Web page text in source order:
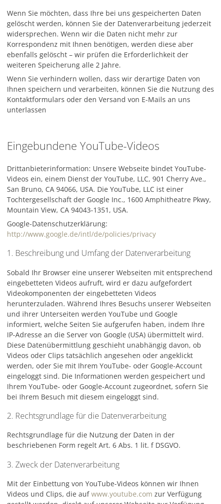
Wenn Sie möchten, dass Ihre bei uns gespeicherten Daten
gelöscht werden, können Sie der Datenverarbeitung jederzeit
widersprechen. Wenn wir die Daten nicht mehr zur
Korrespondenz mit Ihnen benötigen, werden diese aber
ebenfalls gelöscht – wir prüfen die Erforderlichkeit der
weiteren Speicherung alle 2 Jahre.
Wenn Sie verhindern wollen, dass wir derartige Daten von
Ihnen speichern und verarbeiten, können Sie die Nutzung des
Kontaktformulars oder den Versand von E-Mails an uns
unterlassen
Eingebundene YouTube-Videos
Drittanbieterinformation: Unsere Webseite bindet YouTube-
Videos ein, einem Dienst der YouTube, LLC, 901 Cherry Ave.,
San Bruno, CA 94066, USA. Die YouTube, LLC ist einer
Tochtergesellschaft der Google Inc., 1600 Amphitheatre Pkwy,
Mountain View, CA 94043-1351, USA.
Google-Datenschutzerklärung:
http://www.google.de/intl/de/policies/privacy
1. Beschreibung und Umfang der Datenverarbeitung
Sobald Ihr Browser eine unserer Webseiten mit entsprechend
eingebetteten Videos aufruft, wird er dazu aufgefordert
Videokomponenten der eingebetteten Videos
herunterzuladen. Während Ihres Besuchs unserer Webseiten
und ihrer Unterseiten werden YouTube und Google
informiert, welche Seiten Sie aufgerufen haben, indem Ihre
IP-Adresse an die Server von Google (USA) übermittelt wird.
Diese Datenübermittlung geschieht unabhängig davon, ob
Videos oder Clips tatsächlich angesehen oder angeklickt
werden, oder Sie mit Ihrem YouTube- oder Google-Account
eingeloggt sind. Die Informationen werden gespeichert und
Ihrem YouTube- oder Google-Account zugeordnet, sofern Sie
bei Ihrem Besuch mit diesem eingeloggt sind.
2. Rechtsgrundlage für die Datenverarbeitung
Rechtsgrundlage für die Nutzung der Daten in der
beschriebenen Form regelt Art. 6 Abs. 1 lit. f DSGVO.
3. Zweck der Datenverarbeitung
Mit der Einbettung von YouTube-Videos können wir Ihnen
Videos und Clips, die aufwww.youtube.com zur Verfügung